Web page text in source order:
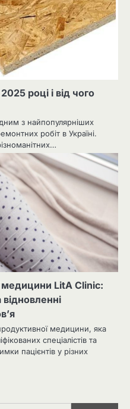
році і від чого
з найпопулярніших
робіт в Україні.
медицини LitA Clinic:
медицини, яка
спеціалістів та
пацієнтів у різних